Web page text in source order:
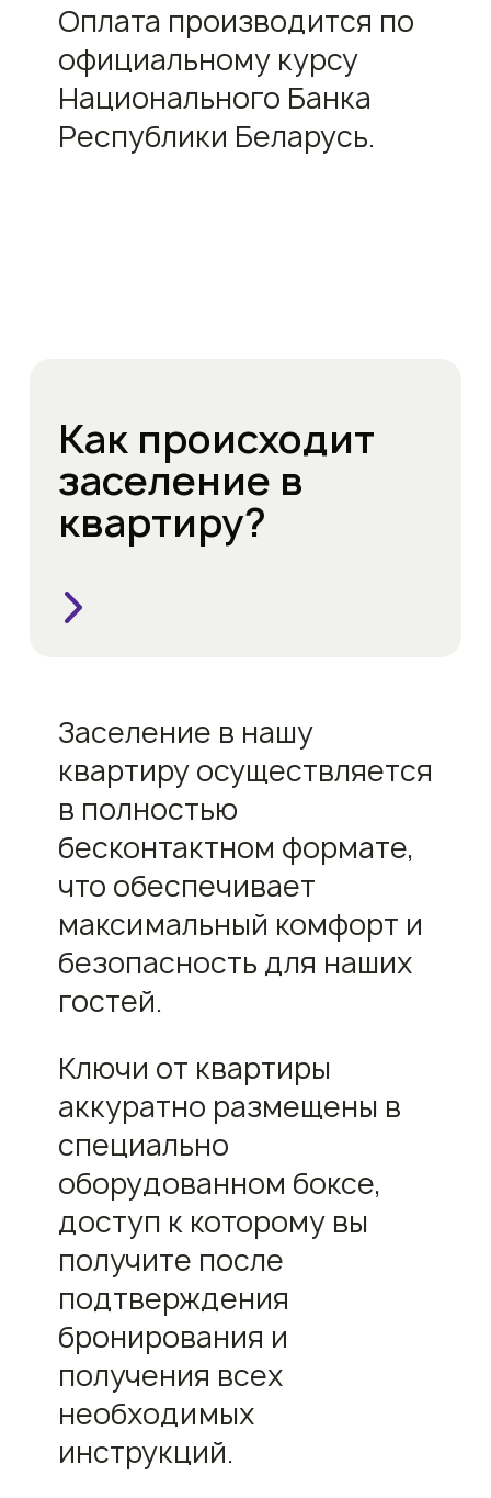
Оплата производится по
официальному курсу
Национального Банка
Республики Беларусь.
Как происходит
заселение в
квартиру?
Заселение в нашу
квартиру осуществляется
в полностью
бесконтактном формате,
что обеспечивает
максимальный комфорт и
безопасность для наших
гостей.
Ключи от квартиры
аккуратно размещены в
специально
оборудованном боксе,
доступ к которому вы
получите после
подтверждения
бронирования и
получения всех
необходимых
инструкций.